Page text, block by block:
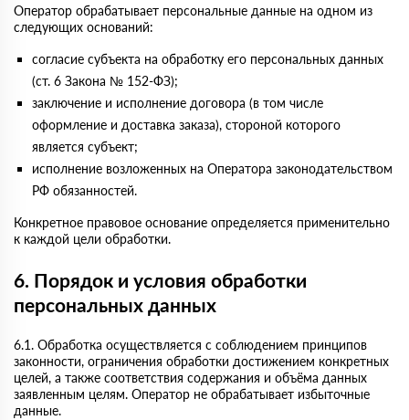
Оператор обрабатывает персональные данные на одном из
следующих оснований:
согласие субъекта на обработку его персональных данных
(ст. 6 Закона № 152-ФЗ);
заключение и исполнение договора (в том числе
оформление и доставка заказа), стороной которого
является субъект;
исполнение возложенных на Оператора законодательством
РФ обязанностей.
Конкретное правовое основание определяется применительно
к каждой цели обработки.
6. Порядок и условия обработки
персональных данных
6.1. Обработка осуществляется с соблюдением принципов
законности, ограничения обработки достижением конкретных
целей, а также соответствия содержания и объёма данных
заявленным целям. Оператор не обрабатывает избыточные
данные.